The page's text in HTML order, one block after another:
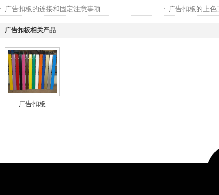
广告扣板的连接和固定注意事项
广告扣板的上色
广告扣板相关产品
广告扣板